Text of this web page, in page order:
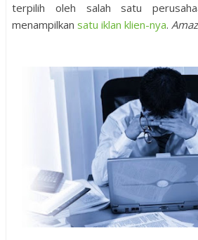
terpilih oleh salah satu
menampilkan satu iklan klien-nya.